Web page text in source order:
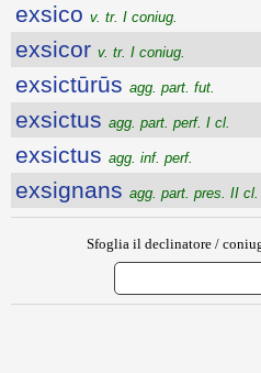
exsico v. tr. I coniug.
exsicor v. tr. I coniug.
exsictūrūs agg. part. fut.
exsictus agg. part. perf. I cl.
exsictus agg. inf. perf.
exsignans agg. part. pres. II cl.
Sfoglia il declinatore /